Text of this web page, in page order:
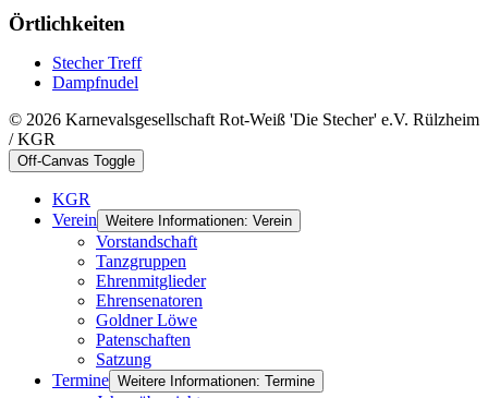
Örtlichkeiten
Stecher Treff
Dampfnudel
© 2026 Karnevalsgesellschaft Rot-Weiß 'Die Stecher' e.V. Rülzheim
/ KGR
Off-Canvas Toggle
KGR
Verein Weitere Informationen: Verein
Vorstandschaft
Tanzgruppen
Ehrenmitglieder
Ehrensenatoren
Goldner Löwe
Patenschaften
Satzung
Termine Weitere Informationen: Termine